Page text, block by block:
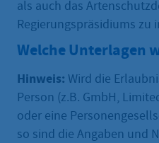
als auch das
Regierungspräsidiums zu
Welche Unterlagen
Hinweis: Wird die
Person (z.B. GmbH,
oder eine
so sind die Angaben und